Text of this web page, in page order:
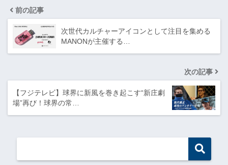
前の記事
次世代カルチャーアイコンとして注目を集める
MANONが主催する…
次の記事
【フジテレビ】球界に新風を巻き起こす“新庄劇
場”再び！球界の常…